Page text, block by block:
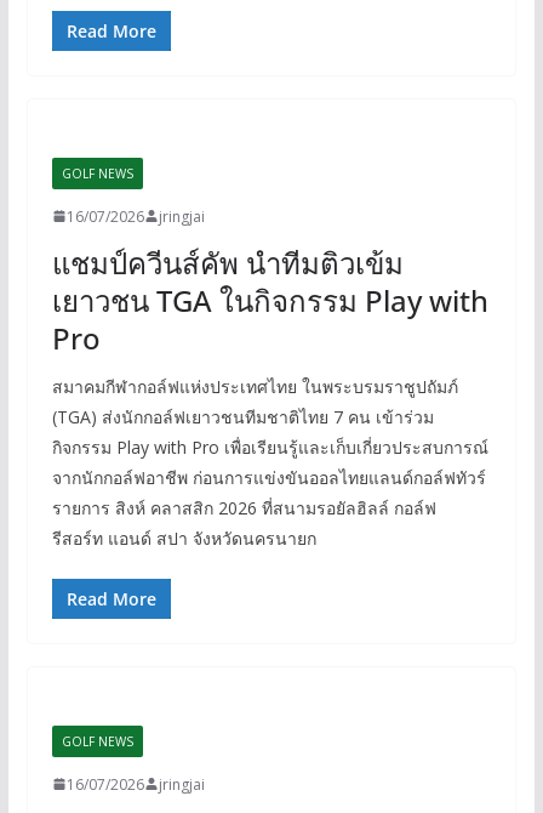
Read More
GOLF NEWS
16/07/2026 jringjai
แชมป์ควีนส์คัพ นำทีมติวเข้ม
เยาวชน TGA ในกิจกรรม Play with
Pro
สมาคมกีฬากอล์ฟแห่งประเทศไทย ในพระบรมราชูปถัมภ์
(TGA) ส่งนักกอล์ฟเยาวชนทีมชาติไทย 7 คน เข้าร่วม
กิจกรรม Play with Pro เพื่อเรียนรู้และเก็บเกี่ยวประสบการณ์
จากนักกอล์ฟอาชีพ ก่อนการแข่งขันออลไทยแลนด์กอล์ฟทัวร์
รายการ สิงห์ คลาสสิก 2026 ที่สนามรอยัลฮิลล์ กอล์ฟ
รีสอร์ท แอนด์ สปา จังหวัดนครนายก
Read More
GOLF NEWS
16/07/2026 jringjai